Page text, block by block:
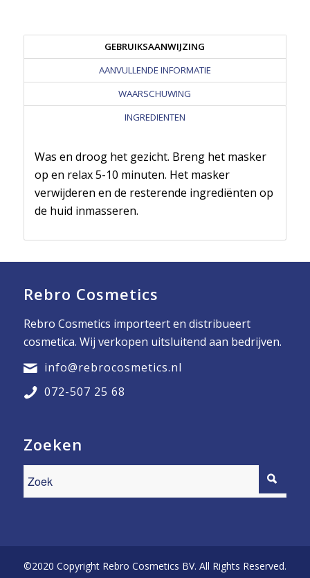
GEBRUIKSAANWIJZING
AANVULLENDE INFORMATIE
WAARSCHUWING
INGREDIENTEN
Was en droog het gezicht. Breng het masker
op en relax 5-10 minuten. Het masker
verwijderen en de resterende ingrediënten op
de huid inmasseren.
Rebro Cosmetics
Rebro Cosmetics importeert en distribueert
cosmetica. Wij verkopen uitsluitend aan bedrijven.
info@rebrocosmetics.nl
072-507 25 68
Zoeken
©2020 Copyright Rebro Cosmetics BV. All Rights Reserved.